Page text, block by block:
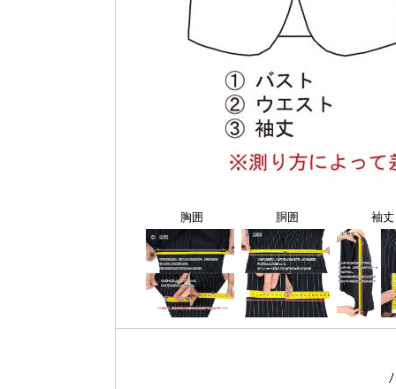
胸囲 胴囲 袖丈